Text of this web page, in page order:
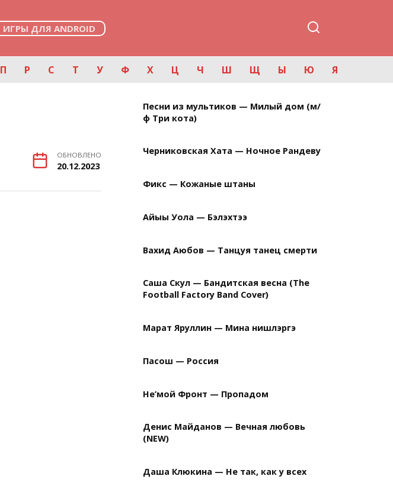
ИГРЫ ДЛЯ ANDROID
П Р С Т У Ф Х Ц Ч Ш Щ Ы Ю Я
ОБНОВЛЕНО
20.12.2023
Песни из мультиков — Милый дом (м/
ф Три кота)
Черниковская Хата — Ночное Рандеву
Фикс — Кожаные штаны
Айыы Уола — Бэлэхтээ
Вахид Аюбов — Танцуя танец смерти
Саша Скул — Бандитская весна (The
Football Factory Band Cover)
Марат Яруллин — Мина нишлэргэ
Пасош — Россия
Не’мой Фронт — Пропадом
Денис Майданов — Вечная любовь
(NEW)
Даша Клюкина — Не так, как у всех